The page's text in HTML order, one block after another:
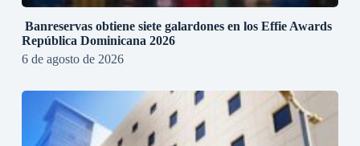
Banreservas obtiene siete galardones en los Effie Awards
República Dominicana 2026
6 de agosto de 2026